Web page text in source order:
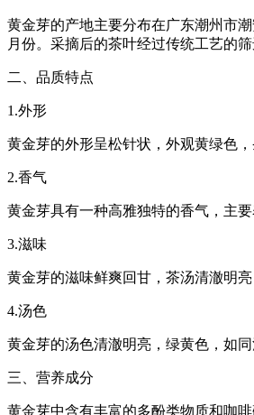
黄金芽的产地主要分布在广东潮州市
月份。采摘后的茶叶经过传统工艺的
二、品质特点
1.外形
黄金芽的外形呈松针状，外观黄绿色
2.香气
黄金芽具有一种高雅独特的香气，主
3.滋味
黄金芽的滋味鲜爽回甘，茶汤清澈明
4.汤色
黄金芽的汤色清澈明亮，绿黄色，如
三、营养成分
黄金芽中含有丰富的多酚类物质和咖